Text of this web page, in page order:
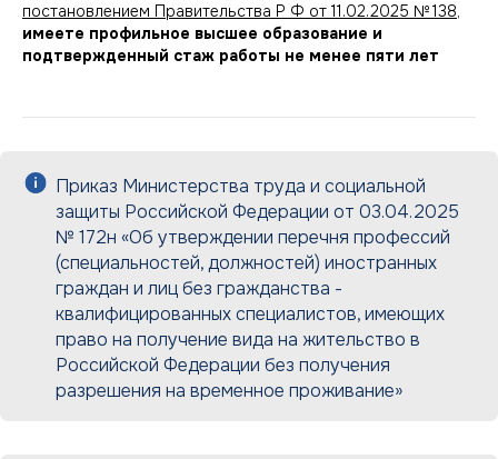
постановлением Правительства Р Ф от 11.02.2025 № 138,
имеете профильное высшее образование и
подтвержденный стаж работы не менее пяти лет
Приказ Министерства труда и социальной
защиты Российской Федерации от 03.04.2025
№ 172н «Об утверждении перечня профессий
(специальностей, должностей) иностранных
граждан и лиц без гражданства -
квалифицированных специалистов, имеющих
право на получение вида на жительство в
Российской Федерации без получения
разрешения на временное проживание»